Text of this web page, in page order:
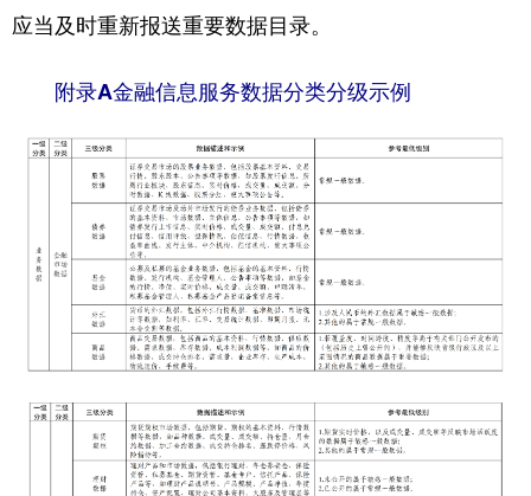
应当及时重新报送重要数据目录。
附录A金融信息服务数据分类分级示例